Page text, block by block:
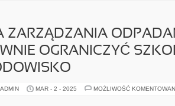
ZARZĄDZANIA
OGRANICZYĆ
MAR - 2 - 2025 MOŻLIWOŚĆ